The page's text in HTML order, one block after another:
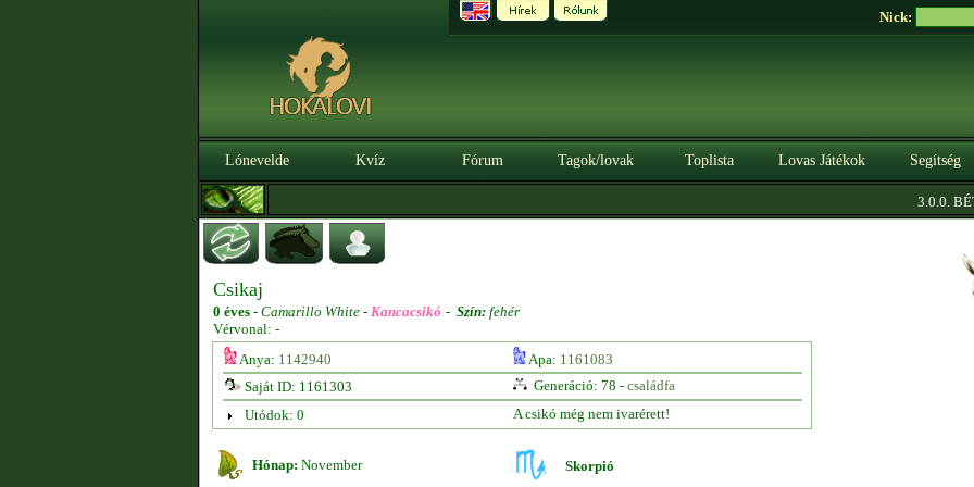
Nick:
Lónevelde Kvíz Fórum Tagok/lovak Toplista Lovas Játékok Segítség
3.0.0.
Csikaj
0 éves - Camarillo White - Kancacsikó - Szín: fehér
Vérvonal: -
Anya: 1142940 Apa: 1161083
Saját ID: 1161303
Generáció: 78 - családfa
Utódok: 0
A csikó még nem ivarérett!
Hónap: November Skorpió